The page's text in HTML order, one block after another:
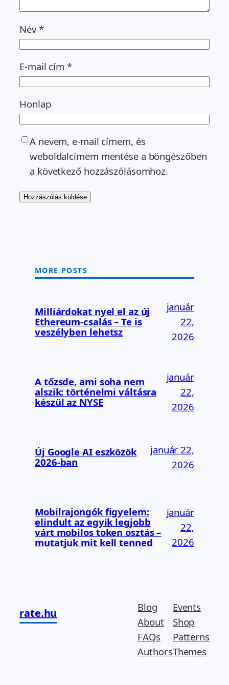
Név*
E-mail cím *
Honlap
A nevem, e-mail címem, és
weboldalcímem mentése a böngészőben
a következő hozzászólásomhoz.
MORE POSTS
Milliárdokat nyel el az új
Ethereum-csalás – Te is
veszélyben lehetsz
január
22,
2026
A tőzsde, ami soha nem
alszik: történelmi váltásra
készül az NYSE
január
22,
2026
Új Google AI eszközök
2026-ban
január 22,
2026
Mobilrajongók figyelem:
elindult az egyik legjobb
várt mobilos token osztás –
mutatjuk mit kell tenned
január
22,
2026
rate.hu
Blog
About
FAQs
Authors
Events
Shop
Patterns
Themes